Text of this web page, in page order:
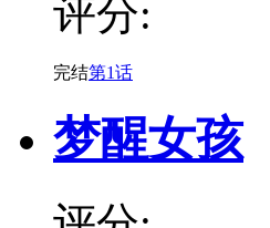
评分:
完结第1话
梦醒女孩